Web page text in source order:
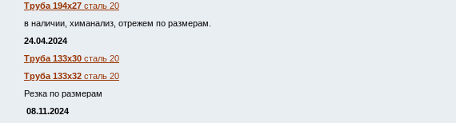
Труба 194х27 сталь 20
в наличии, химанализ, отрежем по размерам.
24.04.2024
Труба 133х30 сталь 20
Труба 133х32 сталь 20
Резка по размерам
08.11.2024